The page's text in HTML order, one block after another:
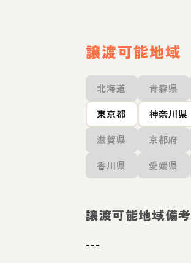
譲渡可能地域
北海道 青森県
東京都
神奈川県
滋賀県
京都府
香川県
愛媛県
譲渡可能地域備考
---